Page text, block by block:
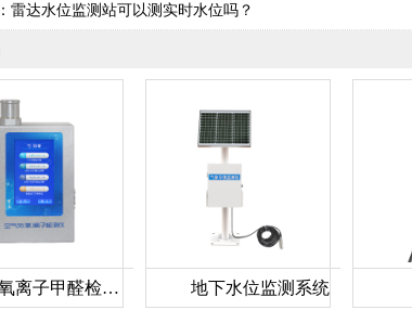
雷达水位监测站可以测实时水位吗？
负氧离子甲醛检测仪 地下水位监测系统